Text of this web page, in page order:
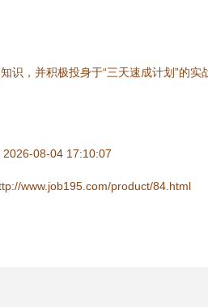
，并积极投身于“三天速成计划”的
2026-08-04 17:10:07
www.job195.com/product/84.html